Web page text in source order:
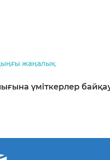
жаңалық
үміткерлер